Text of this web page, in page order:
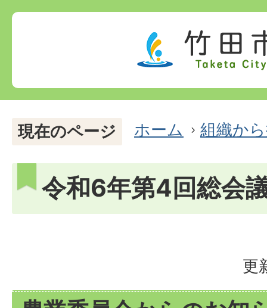
現在のページ ホーム 組織か
令和6年第4回総会
更